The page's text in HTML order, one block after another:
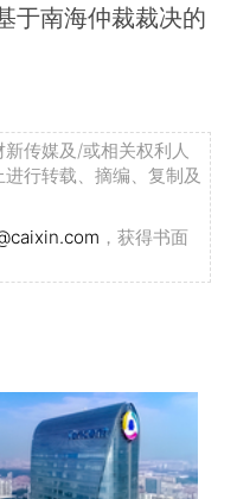
于南海仲裁裁决的
传媒及/或相关权利人
行转载、摘编、复制及
，获得书面